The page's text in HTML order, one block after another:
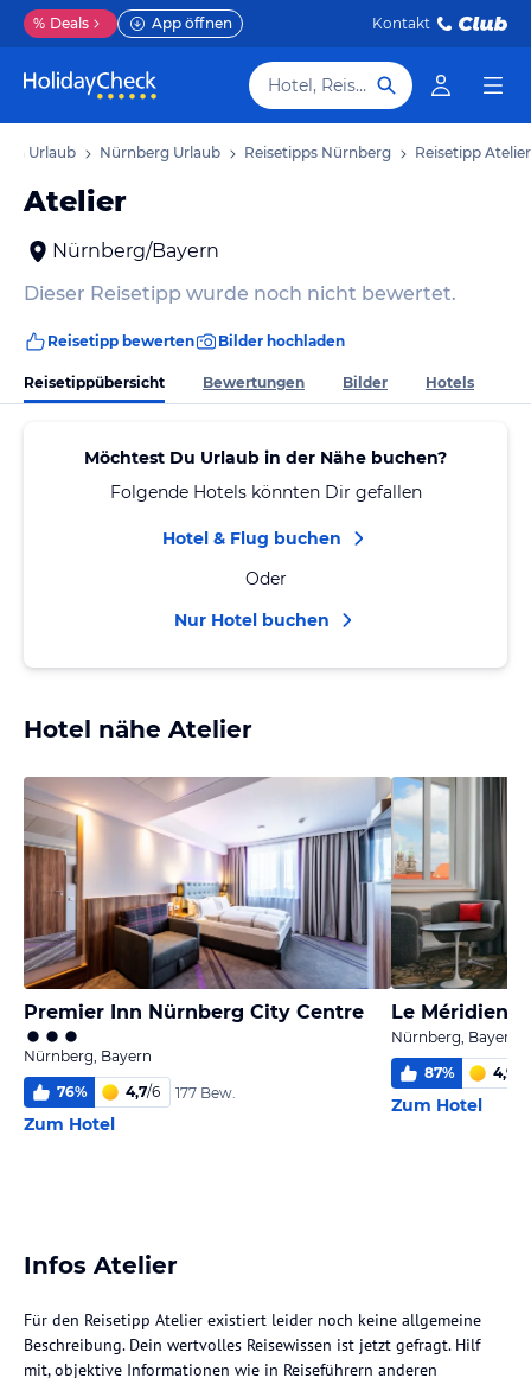
% Deals App öffnen Kontakt
Hotel, Reiseziel
Urlaub Nürnberg Urlaub Reisetipps Nürnberg Reisetipp Atelier
Atelier
Nürnberg/Bayern
Dieser Reisetipp wurde noch nicht bewertet.
Reisetipp bewerten Bilder hochladen
Reisetippübersicht Bewertungen Bilder Hotels
Möchtest Du Urlaub in der Nähe buchen?
Folgende Hotels könnten Dir gefallen
Hotel & Flug buchen
Oder
Nur Hotel buchen
Hotel nähe Atelier
Premier Inn Nürnberg City Centre
Nürnberg, Bayern
76% 4,7/6 177 Bew.
Zum Hotel
Le Méridien
Nürnberg, Bayern
87% 4,9
Zum Hotel
Infos Atelier
Für den Reisetipp Atelier existiert leider noch keine allgemeine
Beschreibung. Dein wertvolles Reisewissen ist jetzt gefragt. Hilf
mit, objektive Informationen wie in Reiseführern anderen